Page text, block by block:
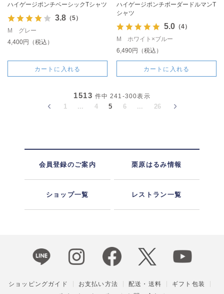
ハイゲージポンチベーシックTシャツ
3.8（5）
M グレー
4,400円（税込）
カートに入れる
ハイゲージポンチボーダードルマンT
シャツ
5.0（4）
M ホワイト×ブルー
6,490円（税込）
カートに入れる
1513 件中 241-300表示
1 ... 4 5 6 ... 26
会員登録のご案内 栗原はるみ情報
ショップ一覧 レストラン一覧
ショッピングガイド お支払い方法 配送・送料
ギフト包装